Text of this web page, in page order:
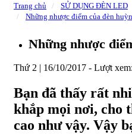
Trang chủ
SỬ DỤNG ĐÈN LED
Những nhược điểm của đèn
Những nhược
Thứ 2 | 16/10/2017 - Lượt
Bạn đã thấy rất
khắp mọi nơi, cho
cao như vậy. Vậy